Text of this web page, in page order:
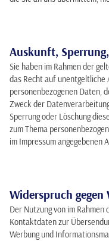
Auskunft,
Sie haben im Rahmen der
das Recht auf
personenbezogenen Daten,
Zweck der
Sperrung oder Löschung
zum Thema
im Impressum angegebenen
Widerspruch gegen
Der Nutzung von im
Kontaktdaten zur
Werbung und